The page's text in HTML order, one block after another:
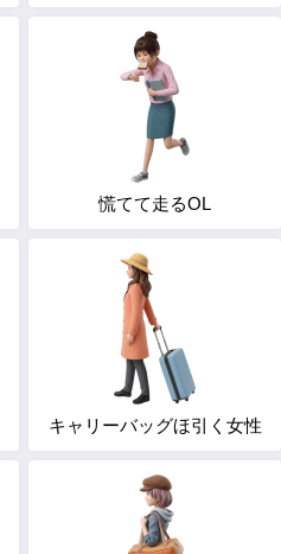
慌てて走るOL
キャリーバッグほ引く女性